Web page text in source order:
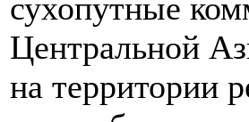
сухопутные
Центральной
на территории